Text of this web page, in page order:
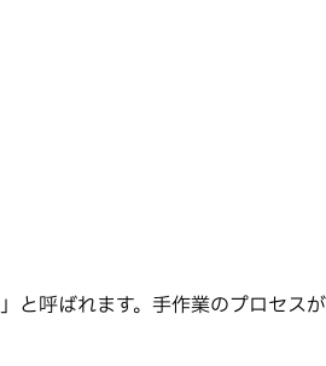
呼ばれます。手作業のプロセス